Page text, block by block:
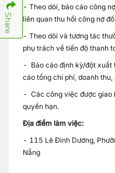
- Theo dõi, báo cáo công
liên quan thu hồi công nợ
- Theo dõi và tương tác
phụ trách về tiến độ thanh
- Báo cáo định kỳ/đột xuất
cáo tổng chi phí, doanh
- Các công việc được giao
quyền hạn.
Địa điểm làm việc:
- 115 Lê Đình Dương,
Nẵng
Share